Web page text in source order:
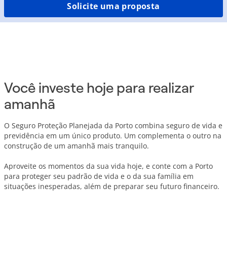
Solicite uma proposta
Você investe hoje para realizar
amanhã
O Seguro Proteção Planejada da Porto combina seguro de vida e
previdência em um único produto. Um complementa o outro na
construção de um amanhã mais tranquilo.
Aproveite os momentos da sua vida hoje, e conte com a Porto
para proteger seu padrão de vida e o da sua família em
situações inesperadas, além de preparar seu futuro financeiro.